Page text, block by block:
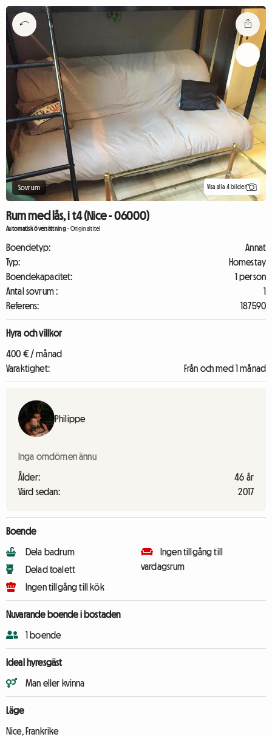
Sovrum Visa alla 4 bilder
Rum med lås, i t4 (Nice - 06000)
Automatisk översättning-Originaltitel
Boendetyp:
Annat
Typ:
Homestay
Boendekapacitet:
1 person
Antal sovrum :
1
Referens:
187590
Hyra och villkor
400 € / månad
Varaktighet:
Från och med 1 månad
Philippe
Inga omdömen ännu
Ålder:
46 år
Värd sedan:
2017
Boende
Dela badrum
Delad toalett
Ingen tillgång till kök
Ingen tillgång till
vardagsrum
Nuvarande boende i bostaden
1 boende
Ideal hyresgäst
Man eller kvinna
Läge
Nice, Frankrike